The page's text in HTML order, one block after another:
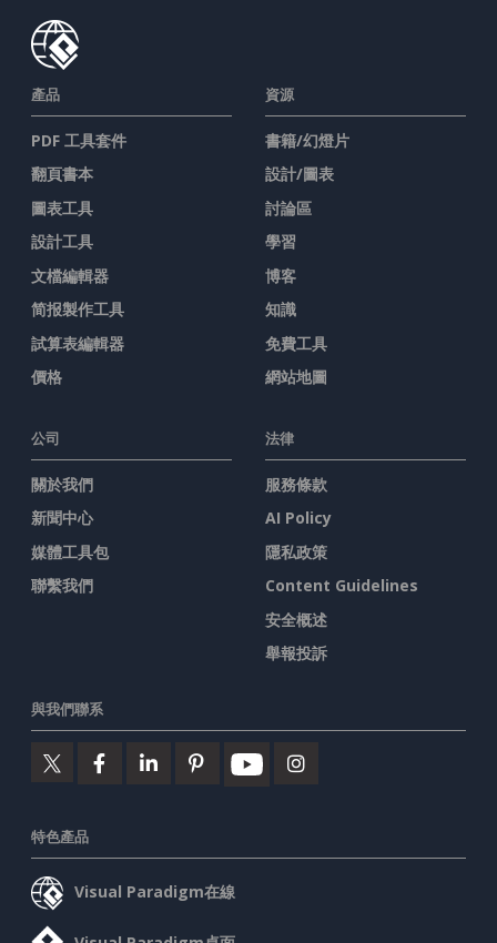
產品
PDF 工具套件
翻頁書本
圖表工具
設計工具
文檔編輯器
简报製作工具
試算表編輯器
價格
資源
書籍/幻燈片
設計/圖表
討論區
學習
博客
知識
免費工具
網站地圖
公司
關於我們
新聞中心
媒體工具包
聯繫我們
法律
服務條款
AI Policy
隱私政策
Content Guidelines
安全概述
舉報投訴
與我們聯系
特色產品
Visual Paradigm在線